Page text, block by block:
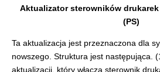
Aktualizator sterowników
(PS)
Ta aktualizacja jest przeznaczona dla
nowszego. Struktura jest następująca.
aktualizacji, który włącza sterownik